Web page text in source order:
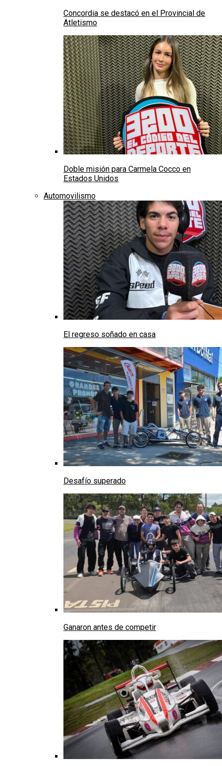
Concordia se destacó en el Provincial de
Atletismo
Doble misión para Carmela Cocco en
Estados Unidos
Automovilismo
El regreso soñado en casa
Desafío superado
Ganaron antes de competir